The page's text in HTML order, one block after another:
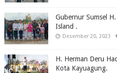
Gubernur Sumsel
Island .
Desember 20, 2023
H. Herman Deru
Kota Kayuagung.